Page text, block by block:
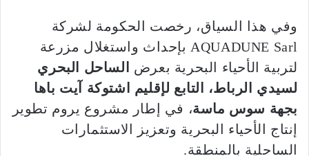
وفي هذا السياق، رخصت الحكومة لشركة
AQUADUNE Sarl بإحداث واستغلال مزرعة
لتربية الأحياء البحرية بعرض
الساحل البحري
لسيدي الرباط، التابع لإقليم اشتوكة آيت باها
بجهة سوس ماسة، في إطار مشروع يروم تطوير
إنتاج الأحياء البحرية وتعزيز الاستثمارات
الساحلية بالمنطقة.